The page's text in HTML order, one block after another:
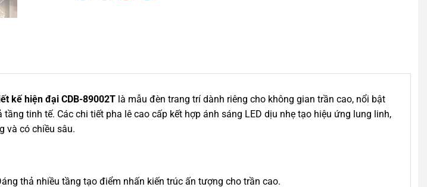
kế hiện đại CDB-89002T là mẫu đèn trang trí dành riêng cho không gian trần cao, nổi bật
tinh tế. Các chi tiết pha lê cao cấp kết hợp ánh sáng LED dịu nhẹ tạo hiệu ứng lung linh,
và có chiều sâu.
thả nhiều tầng tạo điểm nhấn kiến trúc ấn tượng cho trần cao.